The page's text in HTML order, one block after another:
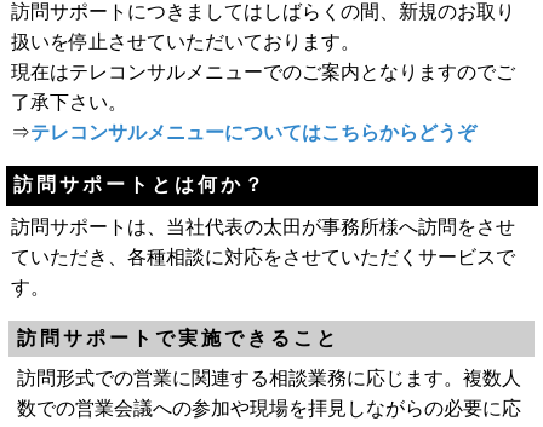
訪問サポートにつきましてはしばらくの間、新規のお取り
扱いを停止させていただいております。
現在はテレコンサルメニューでのご案内となりますのでご
了承下さい。
⇒テレコンサルメニューについてはこちらからどうぞ
訪問サポートとは何か？
訪問サポートは、当社代表の太田が事務所様へ訪問をさせ
ていただき、各種相談に対応をさせていただくサービスで
す。
訪問サポートで実施できること
訪問形式での営業に関連する相談業務に応じます。複数人
数での営業会議への参加や現場を拝見しながらの必要に応